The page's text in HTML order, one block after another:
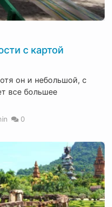
с картой
он и небольшой, с
все большее
0